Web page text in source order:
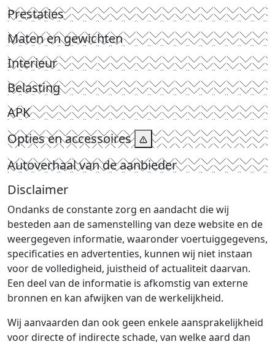
Prestaties
Maten en gewichten
Interieur
Belasting
APK
Opties en accessoires
Autoverhaal van de aanbieder
Disclaimer
Ondanks de constante zorg en aandacht die wij
besteden aan de samenstelling van deze website en de
weergegeven informatie, waaronder voertuiggegevens,
specificaties en advertenties, kunnen wij niet instaan
voor de volledigheid, juistheid of actualiteit daarvan.
Een deel van de informatie is afkomstig van externe
bronnen en kan afwijken van de werkelijkheid.
Wij aanvaarden dan ook geen enkele aansprakelijkheid
voor directe of indirecte schade, van welke aard dan